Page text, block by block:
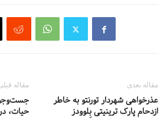
مقاله
حیات،
مقاله بعدی
عذرخواهی شهردار تورنتو به خاطر
ازدحام پارک ترینیتی بِلوودز